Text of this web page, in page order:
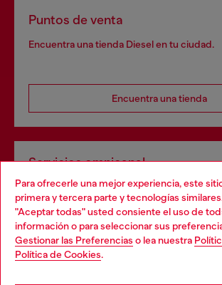
Para ofrecerle una mejor experiencia, este
primera y tercera parte y tecnologías
"Aceptar todas" usted consiente el uso de
información o para seleccionar sus
Gestionar las Preferencias o lea nuestra
Política de Cookies.
Puntos de venta
Encuentra una tienda Diesel en tu ciudad.
Encuentra una tienda
Servicios omnicanal
Descubre todos nuestros servicios, tanto
en la tienda.
Choose your location
You are currently browsing España website,
may be based in United States